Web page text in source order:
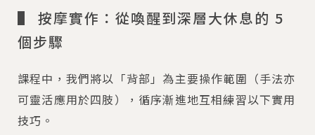
▌ 按摩實作：從喚醒到深層大休息的 5
個步驟
課程中，我們將以「背部」為主要操作範圍（手法亦
可靈活應用於四肢），循序漸進地互相練習以下實用
技巧。